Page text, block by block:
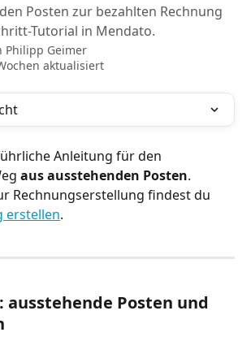
Posten zur bezahlten Rechnung
Tutorial in Mendato.
Philipp Geimer
aktualisiert
Anleitung für den
aus ausstehenden Posten.
Rechnungserstellung findest du
erstellen.
ausstehende Posten und